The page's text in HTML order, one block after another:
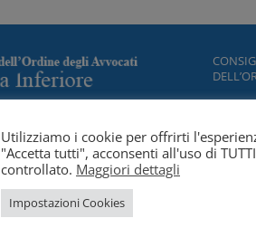
Utilizziamo i cookie per offrirti
"Accetta tutti", acconsenti all'uso di
controllato. Maggiori dettagli
Impostazioni Cookies